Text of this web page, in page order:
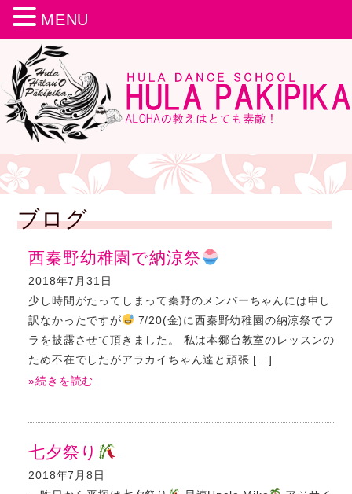
ブログ
西秦野幼稚園で納涼祭
2018年7月31日
少し時間がたってしまって秦野のメンバーちゃんには申し
訳なかったですが
7/20(金)に西秦野幼稚園の納涼祭でフ
ラを披露させて頂きました。 私は本郷台教室のレッスンの
ため不在でしたがアラカイちゃん達と頑張 […]
»続きを読む
七夕祭り
2018年7月8日
MENU